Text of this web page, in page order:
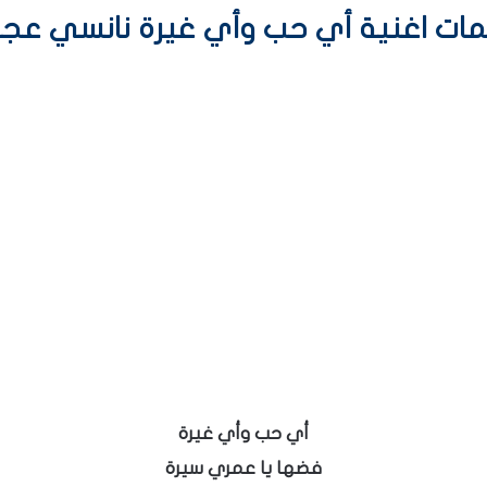
اغنية أي حب وأي غيرة نانسي
أي حب وأي غيرة
فضها يا عمري سيرة